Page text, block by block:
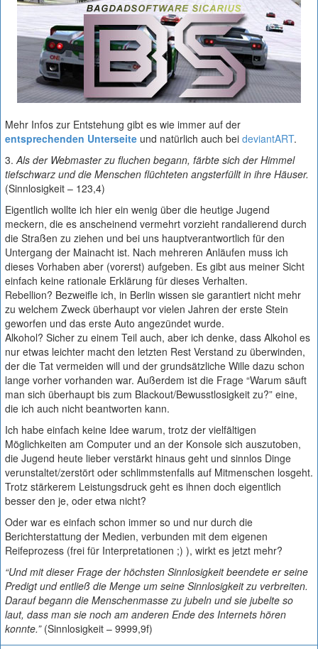
Mehr Infos zur Entstehung gibt es wie immer auf der
entsprechenden Unterseite und natürlich auch bei deviantART.
3.Als der Webmaster zu fluchen begann, färbte sich der Himmel
tiefschwarz und die Menschen flüchteten angsterfüllt in ihre Häuser.
(Sinnlosigkeit – 123,4)
Eigentlich wollte ich hier ein wenig über die heutige Jugend
meckern, die es anscheinend vermehrt vorzieht randalierend durch
die Straßen zu ziehen und bei uns hauptverantwortlich für den
Untergang der Mainacht ist. Nach mehreren Anläufen muss ich
dieses Vorhaben aber (vorerst) aufgeben. Es gibt aus meiner Sicht
einfach keine rationale Erklärung für dieses Verhalten.
Rebellion? Bezweifle ich, in Berlin wissen sie garantiert nicht mehr
zu welchem Zweck überhaupt vor vielen Jahren der erste Stein
geworfen und das erste Auto angezündet wurde.
Alkohol? Sicher zu einem Teil auch, aber ich denke, dass Alkohol es
nur etwas leichter macht den letzten Rest Verstand zu überwinden,
der die Tat vermeiden will und der grundsätzliche Wille dazu schon
lange vorher vorhanden war. Außerdem ist die Frage “Warum säuft
man sich überhaupt bis zum Blackout/Bewusstlosigkeit zu?” eine,
die ich auch nicht beantworten kann.
Ich habe einfach keine Idee warum, trotz der vielfältigen
Möglichkeiten am Computer und an der Konsole sich auszutoben,
die Jugend heute lieber verstärkt hinaus geht und sinnlos Dinge
verunstaltet/zerstört oder schlimmstenfalls auf Mitmenschen losgeht.
Trotz stärkerem Leistungsdruck geht es ihnen doch eigentlich
besser den je, oder etwa nicht?
Oder war es einfach schon immer so und nur durch die
Berichterstattung der Medien, verbunden mit dem eigenen
Reifeprozess (frei für Interpretationen ;) ), wirkt es jetzt mehr?
“Und mit dieser Frage der höchsten Sinnlosigkeit beendete er seine
Predigt und entließ die Menge um seine Sinnlosigkeit zu verbreiten.
Darauf begann die Menschenmasse zu jubeln und sie jubelte so
laut, dass man sie noch am anderen Ende des Internets hören
konnte.”(Sinnlosigkeit – 9999,9f)